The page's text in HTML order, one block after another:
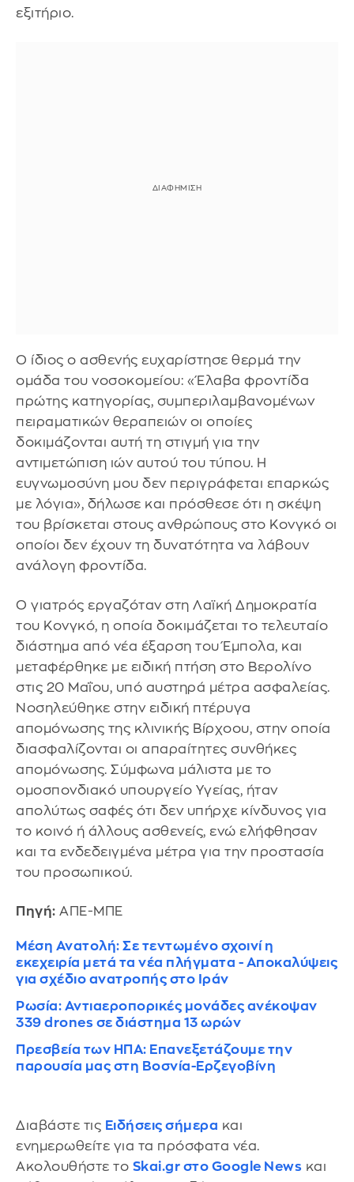
εξιτήριο.
Ο ίδιος ο ασθενής ευχαρίστησε θερμά την
ομάδα του νοσοκομείου: «Έλαβα φροντίδα
πρώτης κατηγορίας, συμπεριλαμβανομένων
πειραματικών θεραπειών οι οποίες
δοκιμάζονται αυτή τη στιγμή για την
αντιμετώπιση ιών αυτού του τύπου. Η
ευγνωμοσύνη μου δεν περιγράφεται επαρκώς
με λόγια», δήλωσε και πρόσθεσε ότι η σκέψη
του βρίσκεται στους ανθρώπους στο Κονγκό οι
οποίοι δεν έχουν τη δυνατότητα να λάβουν
ανάλογη φροντίδα.
Ο γιατρός εργαζόταν στη Λαϊκή Δημοκρατία
του Κονγκό, η οποία δοκιμάζεται το τελευταίο
διάστημα από νέα έξαρση του Έμπολα, και
μεταφέρθηκε με ειδική πτήση στο Βερολίνο
στις 20 Μαΐου, υπό αυστηρά μέτρα ασφαλείας.
Νοσηλεύθηκε στην ειδική πτέρυγα
απομόνωσης της κλινικής Βίρχοου, στην οποία
διασφαλίζονται οι απαραίτητες συνθήκες
απομόνωσης. Σύμφωνα μάλιστα με το
ομοσπονδιακό υπουργείο Υγείας, ήταν
απολύτως σαφές ότι δεν υπήρχε κίνδυνος για
το κοινό ή άλλους ασθενείς, ενώ ελήφθησαν
και τα ενδεδειγμένα μέτρα για την προστασία
του προσωπικού.
Πηγή: ΑΠΕ-ΜΠΕ
Μέση Ανατολή: Σε τεντωμένο σχοινί η
εκεχειρία μετά τα νέα πλήγματα - Αποκαλύψεις
για σχέδιο ανατροπής στο Ιράν
Ρωσία: Αντιαεροπορικές μονάδες ανέκοψαν
339 drones σε διάστημα 13 ωρών
Πρεσβεία των ΗΠΑ: Επανεξετάζουμε την
παρουσία μας στη Βοσνία-Ερζεγοβίνη
Διαβάστε τις Ειδήσεις σήμερα και
ενημερωθείτε για τα πρόσφατα νέα.
Ακολουθήστε το Skai.gr στο Google News και